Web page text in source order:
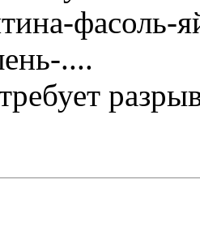
фасоль-
....